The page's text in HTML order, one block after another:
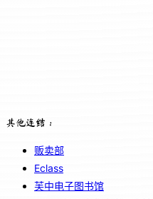
其他连结：
贩卖部
Eclass
芙中电子图书馆